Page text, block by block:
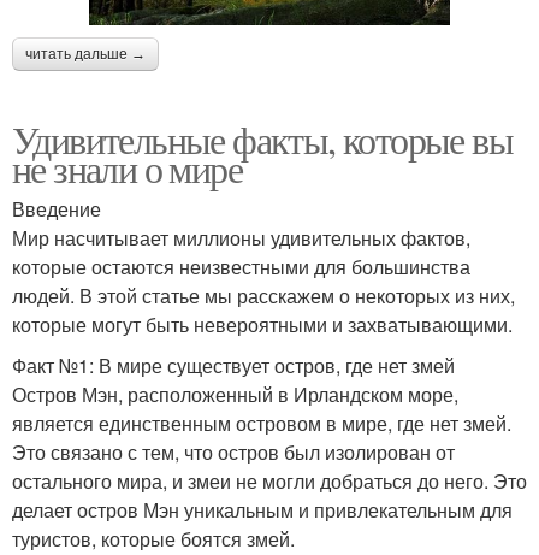
читать дальше →
Удивительные факты, которые вы
не знали о мире
Введение
Мир насчитывает миллионы удивительных фактов,
которые остаются неизвестными для большинства
людей. В этой статье мы расскажем о некоторых из них,
которые могут быть невероятными и захватывающими.
Факт №1: В мире существует остров, где нет змей
Остров Мэн, расположенный в Ирландском море,
является единственным островом в мире, где нет змей.
Это связано с тем, что остров был изолирован от
остального мира, и змеи не могли добраться до него. Это
делает остров Мэн уникальным и привлекательным для
туристов, которые боятся змей.